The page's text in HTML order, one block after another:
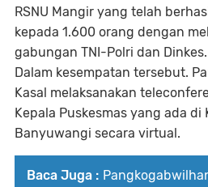
RSNU Mangir yang telah
kepada 1.600 orang dengan
gabungan TNI-Polri dan Dinkes.
Dalam kesempatan tersebut.
Kasal melaksanakan
Kepala Puskesmas yang ada di
Banyuwangi secara virtual.
Baca Juga :